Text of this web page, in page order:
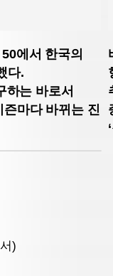
에서 한국의
다.
하는 바로서
마다 바뀌는 진
)